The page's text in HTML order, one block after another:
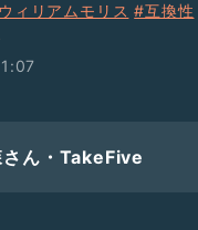
ィリアムモリス #互換性
さん・TakeFive